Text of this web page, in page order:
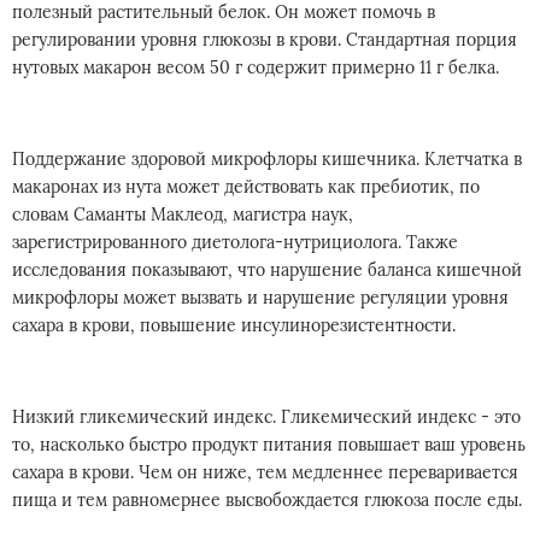
полезный растительный белок. Он может помочь в
регулировании уровня глюкозы в крови. Стандартная порция
нутовых макарон весом 50 г содержит примерно 11 г белка.
Поддержание здоровой микрофлоры кишечника. Клетчатка в
макаронах из нута может действовать как пребиотик, по
словам Саманты Маклеод, магистра наук,
зарегистрированного диетолога-нутрициолога. Также
исследования показывают, что нарушение баланса кишечной
микрофлоры может вызвать и нарушение регуляции уровня
сахара в крови, повышение инсулинорезистентности.
Низкий гликемический индекс. Гликемический индекс - это
то, насколько быстро продукт питания повышает ваш уровень
сахара в крови. Чем он ниже, тем медленнее переваривается
пища и тем равномернее высвобождается глюкоза после еды.